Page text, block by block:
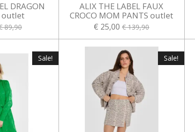
DRAGON
outlet
89,90
ALIX THE LABEL FAUX
CROCO MOM PANTS outlet
€ 25,00 € 139,90
Sale! Sale!